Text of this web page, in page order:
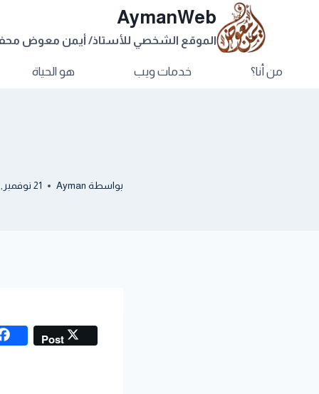
AymanWeb
الموقع الشخصي للأستاذ/ أيمن معوض
من أنا؟ خدمات ويب هو الحياة
بواسطة Ayman 21 نوفمبر, 2013
Post